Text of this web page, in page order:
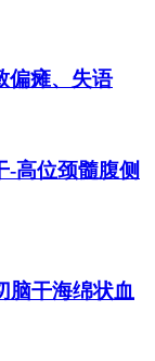
偏瘫、失语
-高位颈髓腹侧
脑干海绵状血